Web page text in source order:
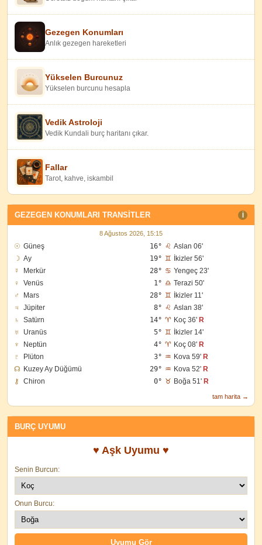
Gezegen Konumları
Anlık gezegen hareketleri
Yükselen Burcunuz
Yükselen burcunu hesapla
Vedik Astroloji
Vedik Kundali burç haritanı çıkar.
Fallar
Tarot, kahve, iskambil
GEZEGEN KONUMLARI TRANSITLER I
8 Ağustos 2026, 15:15
☉ Güneş 16° ♌ Aslan 06'
☽ Ay 19° ♊
İkizler 56'
☿
Merkür 28° ♋ Yengeç 23'
♀
Venüs 1° ♎ Terazi 50'
♂
Mars 28° ♊
İkizler 11'
♃
Jüpiter 8° ♌ Aslan 38'
♄
Satürn 14° ♈ Koç 36' R
♅
Uranüs 5° ♊
İkizler 14'
♆
Neptün 4° ♈ Koç 08' R
♇
Plüton 3° ♒ Kova 59' R
☊ Kuzey Ay Düğümü 29° ♒ Kova 52' R
⚷
Chiron 0° ♉ Boğa 51' R
tam harita →
BURÇ UYUMU
♥ Aşk Uyumu ♥
Senin Burcun:
Onun Burcu: